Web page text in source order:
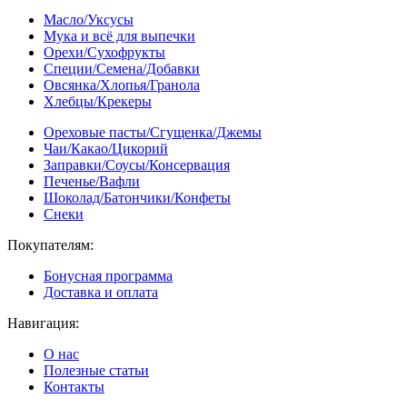
Масло/Уксусы
Мука и всё для выпечки
Орехи/Сухофрукты
Специи/Семена/Добавки
Овсянка/Хлопья/Гранола
Хлебцы/Крекеры
Ореховые пасты/Сгущенка/Джемы
Чаи/Какао/Цикорий
Заправки/Соусы/Консервация
Печенье/Вафли
Шоколад/Батончики/Конфеты
Снеки
Покупателям:
Бонусная программа
Доставка и оплата
Навигация:
О нас
Полезные статьи
Контакты